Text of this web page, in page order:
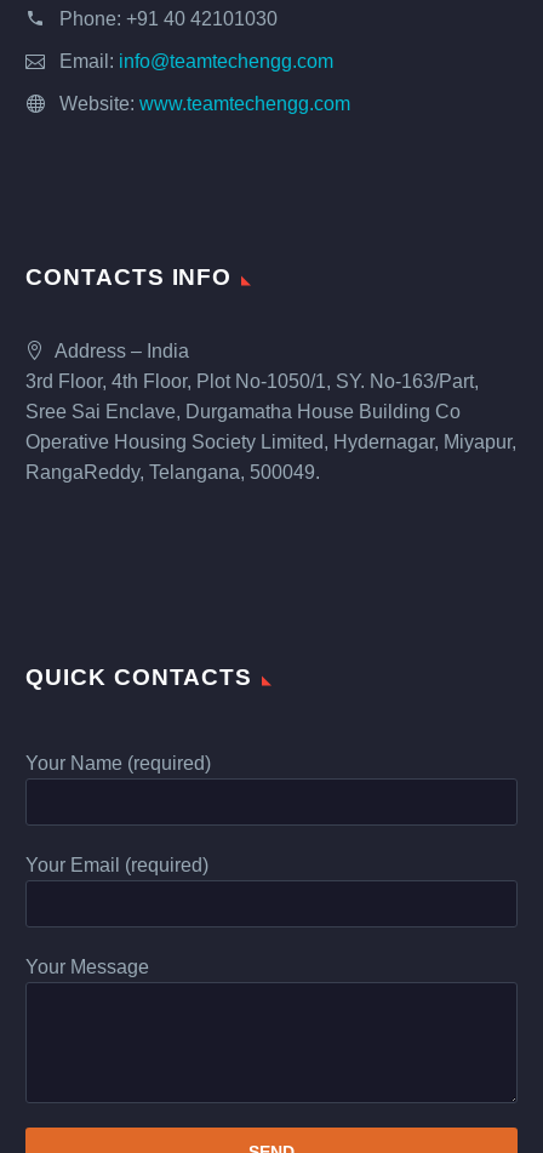
Phone: +91 40 42101030
Email: info@teamtechengg.com
Website: www.teamtechengg.com
CONTACTS INFO
Address – India
3rd Floor, 4th Floor, Plot No-1050/1, SY. No-163/Part,
Sree Sai Enclave, Durgamatha House Building Co
Operative Housing Society Limited, Hydernagar, Miyapur,
RangaReddy, Telangana, 500049.
QUICK CONTACTS
Your Name (required)
Your Email (required)
Your Message